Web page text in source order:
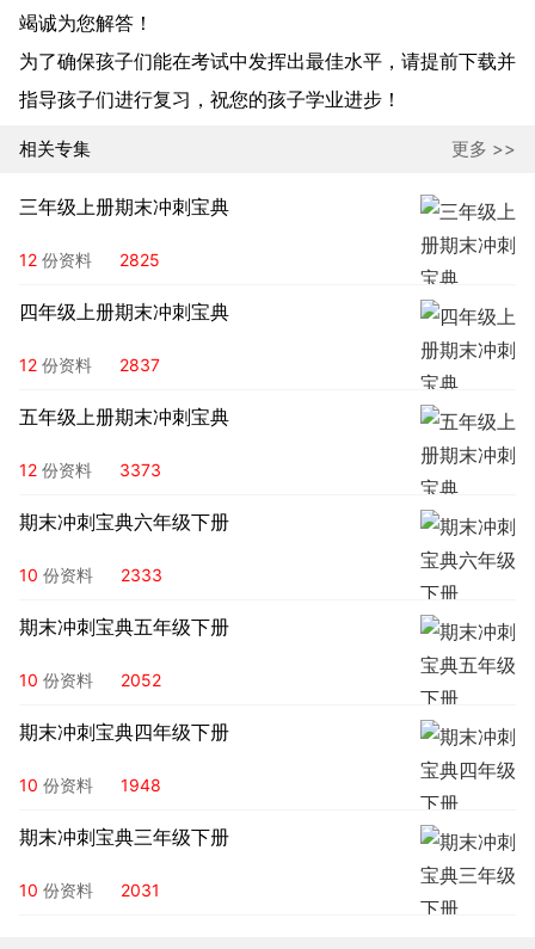
竭诚为您解答！
为了确保孩子们能在考试中发挥出最佳水平，请提前下载并
指导孩子们进行复习，祝您的孩子学业进步！
相关专集 更多 >>
三年级上册期末冲刺宝典
12 份资料 2825
四年级上册期末冲刺宝典
12 份资料 2837
五年级上册期末冲刺宝典
12 份资料 3373
期末冲刺宝典六年级下册
10 份资料 2333
期末冲刺宝典五年级下册
10 份资料 2052
期末冲刺宝典四年级下册
10 份资料 1948
期末冲刺宝典三年级下册
10 份资料 2031